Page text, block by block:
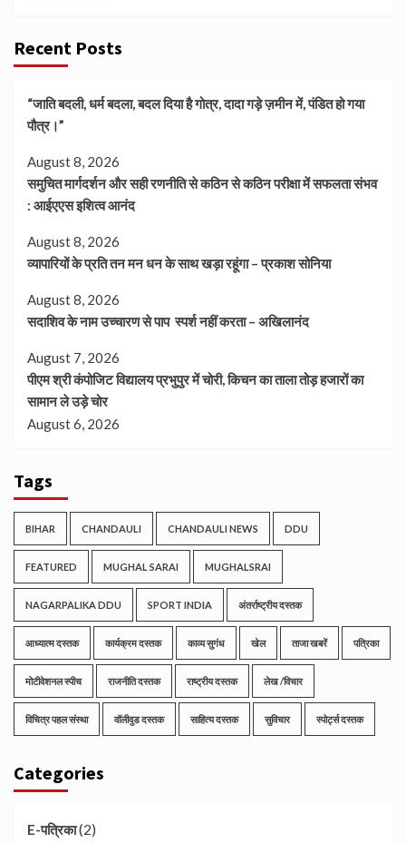
Recent Posts
“जाति बदली, धर्म बदला, बदल दिया है गोत्र, दादा गड़े ज़मीन में, पंडित हो गया
पौत्र।”
August 8, 2026
समुचित मार्गदर्शन और सही रणनीति से कठिन से कठिन परीक्षा में सफलता संभव
: आईएएस इशित्व आनंद
August 8, 2026
व्यापारियों के प्रति तन मन धन के साथ खड़ा रहूंगा – प्रकाश सोनिया
August 8, 2026
सदाशिव के नाम उच्चारण से पाप स्पर्श नहीं करता – अखिलानंद
August 7, 2026
पीएम श्री कंपोजिट विद्यालय प्रभुपुर में चोरी, किचन का ताला तोड़ हजारों का
सामान ले उड़े चोर
August 6, 2026
Tags
BIHAR CHANDAULI CHANDAULI NEWS DDU
FEATURED MUGHAL SARAI MUGHALSRAI
NAGARPALIKA DDU SPORT INDIA अंतर्राष्ट्रीय दस्तक
आध्यात्म दस्तक कार्यक्रम दस्तक काव्य सुगंध खेल ताजा खबरें पत्रिका
मोटीवेशनल स्पीच राजनीति दस्तक राष्ट्रीय दस्तक लेख /विचार
विचित्र पहल संस्था वॉलीवुड दस्तक साहित्य दस्तक सुविचार स्पोर्ट्स दस्तक
Categories
E-पत्रिका(2)